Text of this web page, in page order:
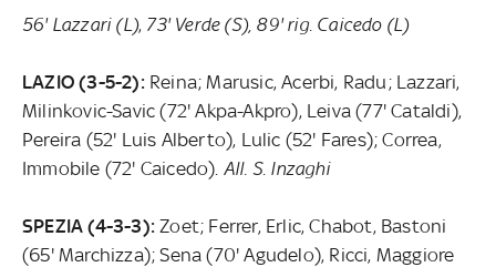
56' Lazzari (L), 73' Verde (S), 89' rig. Caicedo (L)
LAZIO (3-5-2): Reina; Marusic, Acerbi, Radu; Lazzari,
Milinkovic-Savic (72' Akpa-Akpro), Leiva (77' Cataldi),
Pereira (52' Luis Alberto), Lulic (52' Fares); Correa,
Immobile (72' Caicedo). All. S. Inzaghi
SPEZIA (4-3-3):Zoet; Ferrer, Erlic, Chabot, Bastoni
(65' Marchizza); Sena (70' Agudelo), Ricci, Maggiore